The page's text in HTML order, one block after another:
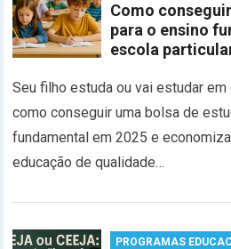
Como
para o ensino
escola
Seu filho estuda ou vai estudar
como conseguir uma bolsa de
fundamental em 2025 e
educação de qualidade…
PROGRAMAS